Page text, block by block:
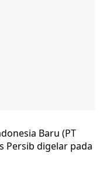
Baru (PT
Persib digelar pada